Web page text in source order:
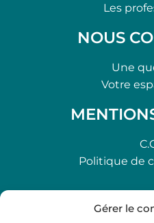
Gérer le
Les
NOUS
Une
Votre
Politique de
LE RENARD